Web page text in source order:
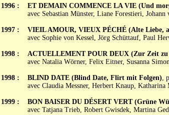
1996 :
1997 :
1998 :
1998 :
1999 :
ET DEMAIN COMMENCE LA VIE (Und
avec Sebastian Münster, Liane Forestieri,
VIEIL AMOUR, VIEUX PÉCHÉ (Alte Liebe,
avec Sophie von Kessel, Jörg Schüttauf, Paul
ACTUELLEMENT POUR DEUX (Zur Zeit zu
avec Natalia Wörner, Felix Eitner, Susanna
BLIND DATE (Blind Date, Flirt mit Folgen),
avec Claudia Messner, Herbert Knaup,
BON BAISER DU DÉSERT VERT (Grüne
avec Tatjana Trieb, Robert Gwisdek, Martina